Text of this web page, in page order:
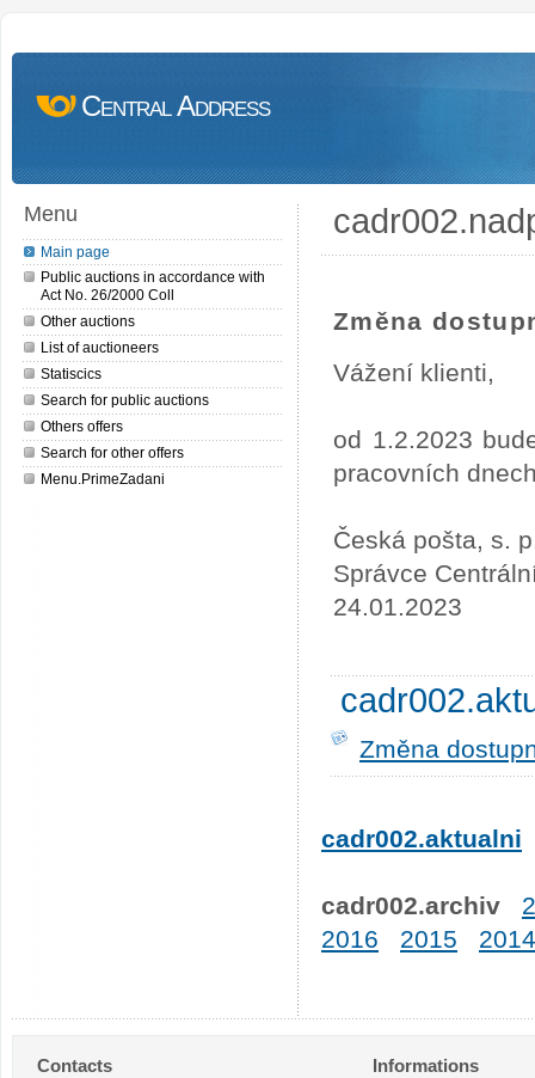
Central Address
Menu
Main page
Public auctions in accordance with
Act No. 26/2000 Coll
Other auctions
List of auctioneers
Statiscics
Search for public auctions
Others offers
Search for other offers
Menu.PrimeZadani
Změna
Vážení klienti,
od 1.2.2023
pracovních
Česká pošta, s.
Správce
24.01.2023
Změna
cadr002.aktualni
cadr002.archiv
2016
2015 2014
Contacts Informations